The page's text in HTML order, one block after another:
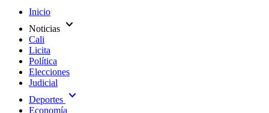
Inicio
Noticias expand_more
Cali
Licita
Política
Elecciones
Judicial
Deportes expand_more
Economía